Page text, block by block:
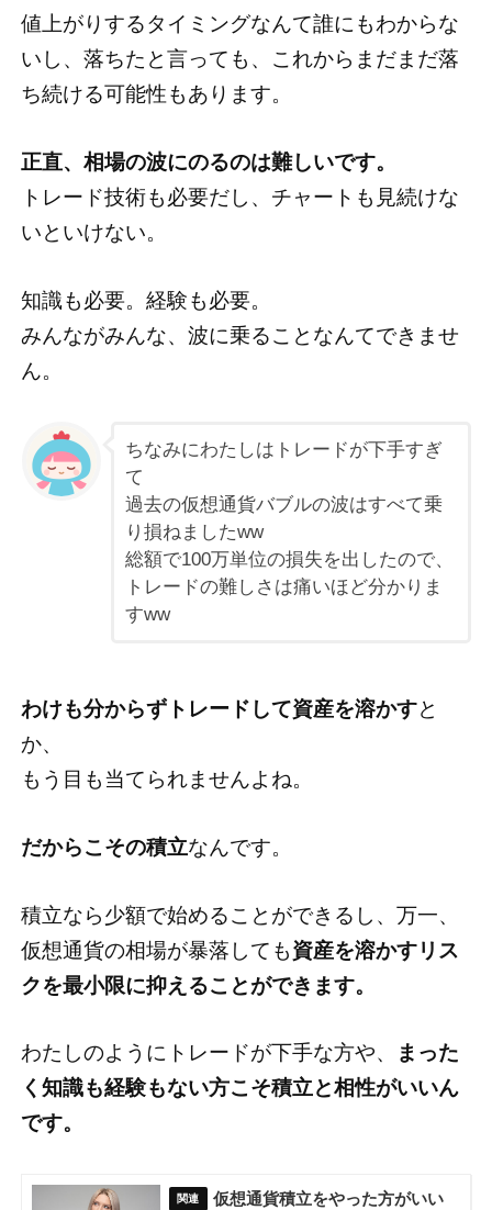
値上がりするタイミングなんて誰にもわからな
いし、落ちたと言っても、これからまだまだ落
ち続ける可能性もあります。
正直、相場の波にのるのは難しいです。
トレード技術も必要だし、チャートも見続けな
いといけない。
知識も必要。経験も必要。
みんながみんな、波に乗ることなんてできませ
ん。
ちなみにわたしはトレードが下手すぎ
て
過去の仮想通貨バブルの波はすべて乗
り損ねましたww
総額で100万単位の損失を出したので、
トレードの難しさは痛いほど分かりま
すww
わけも分からずトレードして資産を溶かすと
か、
もう目も当てられませんよね。
だからこその積立なんです。
積立なら少額で始めることができるし、万一、
仮想通貨の相場が暴落しても資産を溶かすリス
クを最小限に抑えることができます。
わたしのようにトレードが下手な方や、
まった
く知識も経験もない方こそ積立と相性がいいん
です。
仮想通貨積立をやった方がいい